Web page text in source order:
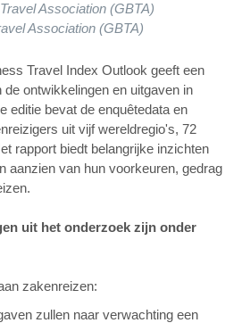
Association (GBTA)
Association (GBTA)
Travel Index Outlook geeft een
ontwikkelingen en uitgaven in
editie bevat de enquêtedata en
uit vijf wereldregio's, 72
rapport biedt belangrijke inzichten
aanzien van hun voorkeuren, gedrag
uit het onderzoek zijn onder
zakenreizen:
zullen naar verwachting een